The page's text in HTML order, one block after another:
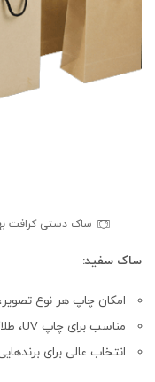
ساک دستی کرافت
ساک سفید:
امکان چاپ هر نوع
مناسب برای چاپ UV، طلاکوب، نقره‌کوب و چاپ چهاررنگ
انتخاب عالی برای